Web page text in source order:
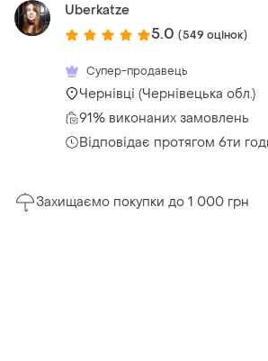
Uberkatze
5.0 (549 оцінок)
Супер-продавець
Чернівці (Чернівецька обл.)
91% виконаних замовлень
Відповідає протягом 6ти
Захищаємо покупки до 1 000 грн